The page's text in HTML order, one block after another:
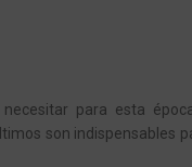
para esta
son indispensables